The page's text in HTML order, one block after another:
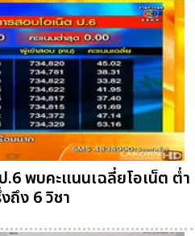
พบคะแนนเฉลี่ยโอเน็ต ต่ำ
ถึง 6 วิชา